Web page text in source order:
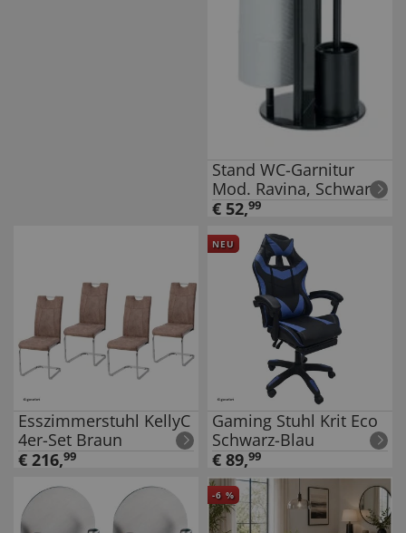
Stand WC-Garnitur
Mod. Ravina, Schwarz,
mit Ersatzrollenhalter
€ 52,99
Esszimmerstuhl KellyC
4er-Set Braun
€ 216,99
NEU
Gaming Stuhl Krit Eco
Schwarz-Blau
€ 89,99
-6 %